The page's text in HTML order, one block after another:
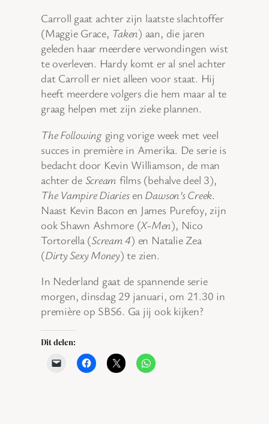
Carroll gaat achter zijn laatste slachtoffer
(Maggie Grace, Taken) aan, die jaren
geleden haar meerdere verwondingen wist
te overleven. Hardy komt er al snel achter
dat Carroll er niet alleen voor staat. Hij
heeft meerdere volgers die hem maar al te
graag helpen met zijn zieke plannen.
The Followingging vorige week met veel
succes in première in Amerika. De serie is
bedacht door Kevin Williamson, de man
achter de Scream films (behalve deel 3),
The Vampire Diariesen Dawson’s Creek.
Naast Kevin Bacon en James Purefoy, zijn
ook Shawn Ashmore (X-Men), Nico
Tortorella (Scream 4) en Natalie Zea
(Dirty Sexy Money) te zien.
In Nederland gaat de spannende serie
morgen, dinsdag 29 januari, om 21.30 in
première op SBS6. Ga jij ook kijken?
Dit delen: